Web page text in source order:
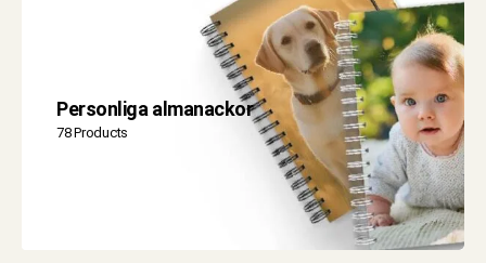
Personliga almanackor
78 Products